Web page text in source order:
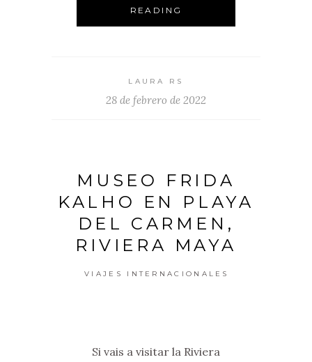
READING
LAURA RS
28 de febrero de 2022
MUSEO FRIDA
KALHO EN PLAYA
DEL CARMEN,
RIVIERA MAYA
VIAJES INTERNACIONALES
Si vais a visitar la Riviera